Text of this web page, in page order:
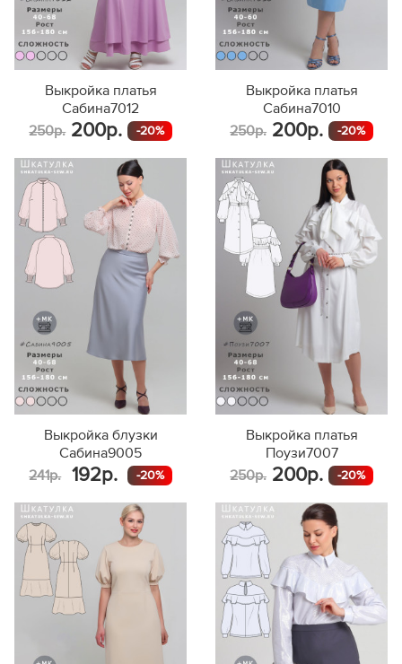
Выкройка платья
Сабина7012
250р. 200р. -20%
Выкройка платья
Сабина7010
250р. 200р. -20%
Выкройка блузки
Сабина9005
241р.
192р. -20%
Выкройка платья
Поузи7007
250р. 200р. -20%